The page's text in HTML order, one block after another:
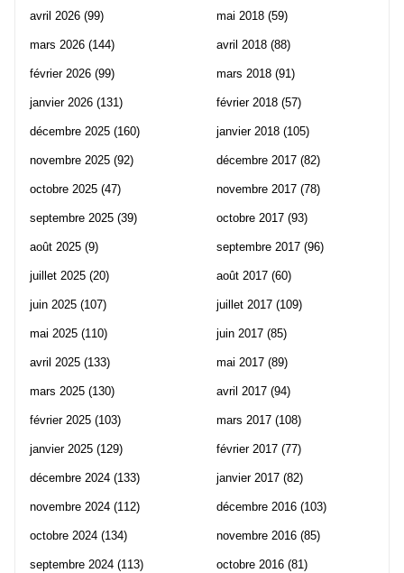
avril 2026 (99)
mars 2026 (144)
février 2026 (99)
janvier 2026 (131)
décembre 2025 (160)
novembre 2025 (92)
octobre 2025 (47)
septembre 2025 (39)
août 2025 (9)
juillet 2025 (20)
juin 2025 (107)
mai 2025 (110)
avril 2025 (133)
mars 2025 (130)
février 2025 (103)
janvier 2025 (129)
décembre 2024 (133)
novembre 2024 (112)
octobre 2024 (134)
septembre 2024 (113)
mai 2018 (59)
avril 2018 (88)
mars 2018 (91)
février 2018 (57)
janvier 2018 (105)
décembre 2017 (82)
novembre 2017 (78)
octobre 2017 (93)
septembre 2017 (96)
août 2017 (60)
juillet 2017 (109)
juin 2017 (85)
mai 2017 (89)
avril 2017 (94)
mars 2017 (108)
février 2017 (77)
janvier 2017 (82)
décembre 2016 (103)
novembre 2016 (85)
octobre 2016 (81)